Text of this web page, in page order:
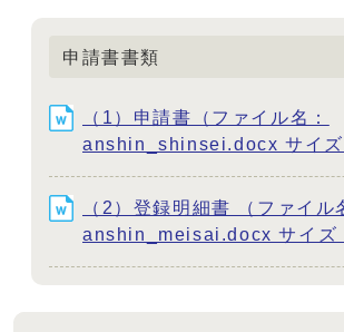
申請書書類
（1）申請書（ファイル名：
anshin_shinsei.docx サイズ
（2）登録明細書 （ファイル
anshin_meisai.docx サイズ